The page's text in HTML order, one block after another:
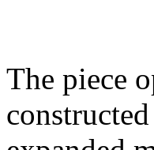
The piece